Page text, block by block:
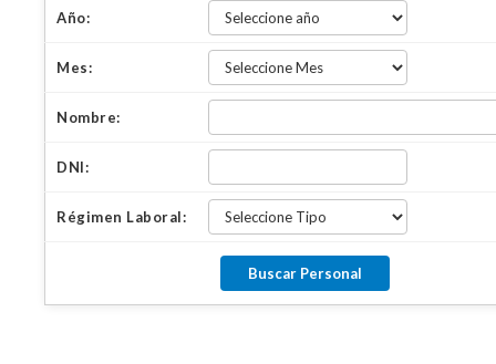
Año:
Mes:
Nombre:
DNI:
Régimen Laboral: